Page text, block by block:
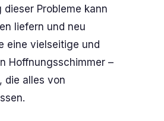
Probleme kann
liefern und neu
eine vielseitige und
Hoffnungsschimmer –
die alles von